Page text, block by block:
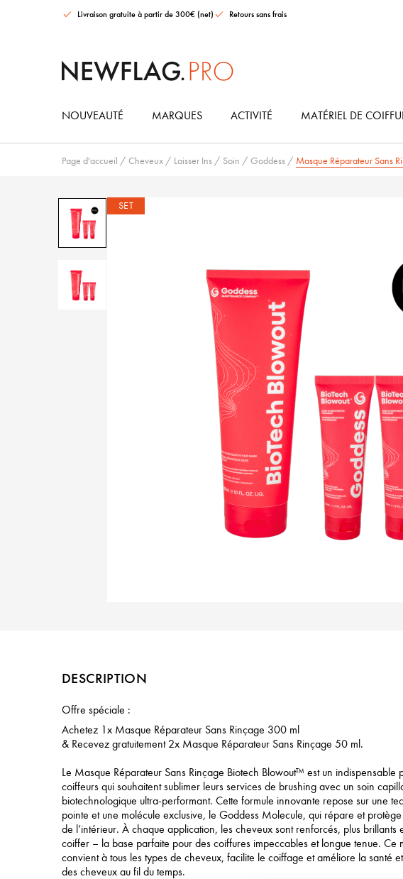
Livraison gratuite à partir de 300€ (net) Retours sans frais
NOUVEAUTÉ MARQUES ACTIVITÉ MATÉRIEL DE
Page d'accueil / Cheveux / Laisser Ins / Soin / Goddess / Masque Réparateur Sans
SET
DESCRIPTION
Offre spéciale :
Achetez 1x Masque Réparateur Sans Rinçage 300 ml
& Recevez gratuitement 2x Masque Réparateur Sans Rinçage 50 ml.
Le Masque Réparateur Sans Rinçage Biotech Blowout™ est un indispensable
coiffeurs qui souhaitent sublimer leurs services de brushing avec un soin
biotechnologique ultra-performant. Cette formule innovante repose sur une
pointe et une molécule exclusive, le Goddess Molecule, qui répare et
de l’intérieur. À chaque application, les cheveux sont renforcés, plus brillants
coiffer – la base parfaite pour des coiffures impeccables et longue tenue. Ce
convient à tous les types de cheveux, facilite le coiffage et améliore la santé
des cheveux au fil du temps.